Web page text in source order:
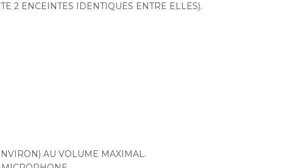
2 ENCEINTES IDENTIQUES ENTRE ELLES).
AU VOLUME MAXIMAL.